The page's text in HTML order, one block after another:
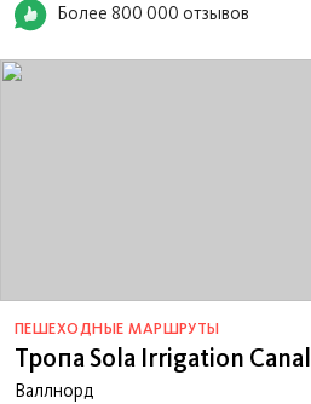
Более 800 000 отзывов
ПЕШЕХОДНЫЕ МАРШРУТЫ
Тропа Sola Irrigation Canal
Валлнорд